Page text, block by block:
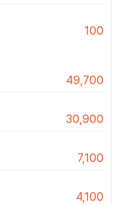
100
49,700
30,900
7,100
4,100